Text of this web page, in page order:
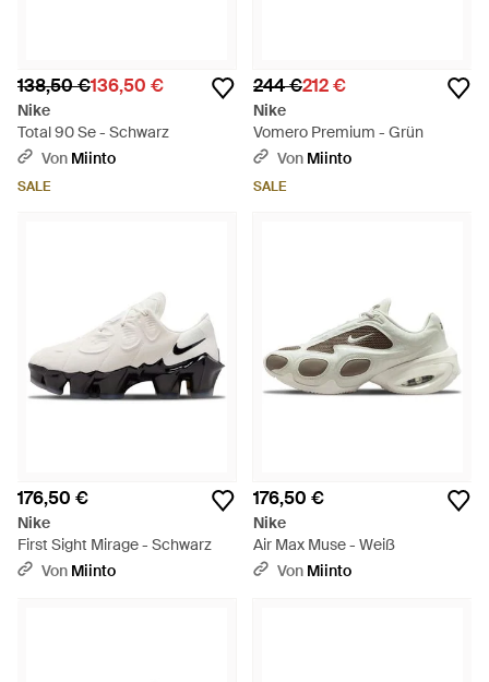
138,50 €136,50 €
Nike
Total 90 Se - Schwarz
Von Miinto
SALE
244 €212 €
Nike
Vomero Premium - Grün
Von Miinto
SALE
176,50 €
Nike
First Sight Mirage - Schwarz
Von Miinto
176,50 €
Nike
Air Max Muse - Weiß
Von Miinto